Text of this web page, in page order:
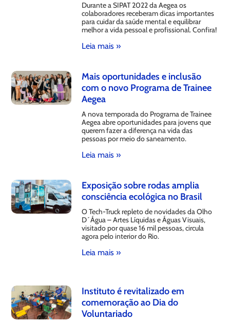
Durante a SIPAT 2022 da Aegea os
colaboradores receberam dicas importantes
para cuidar da saúde mental e equilibrar
melhor a vida pessoal e profissional. Confira!
Leia mais »
Mais oportunidades e inclusão
com o novo Programa de Trainee
Aegea
A nova temporada do Programa de Trainee
Aegea abre oportunidades para jovens que
querem fazer a diferença na vida das
pessoas por meio do saneamento.
Leia mais »
Exposição sobre rodas amplia
consciência ecológica no Brasil
O Tech-Truck repleto de novidades da Olho
D´Água – Artes Líquidas e Águas Visuais,
visitado por quase 16 mil pessoas, circula
agora pelo interior do Rio.
Leia mais »
Instituto é revitalizado em
comemoração ao Dia do
Voluntariado